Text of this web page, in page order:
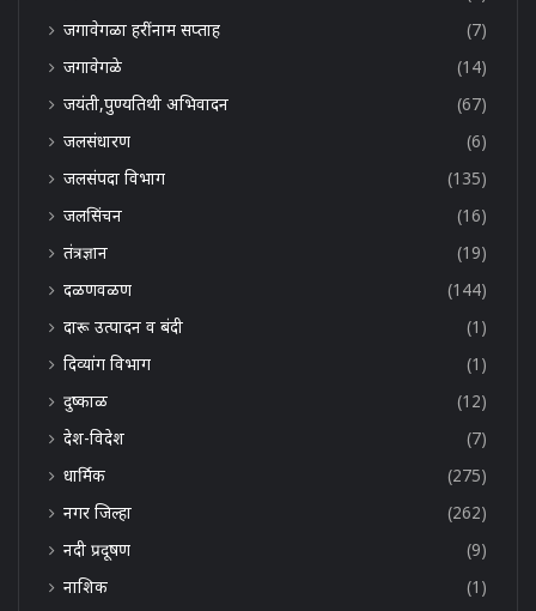
जगावेगळा हरींनाम सप्ताह
(7)
जगावेगळे
(14)
जयंती,पुण्यतिथी अभिवादन
(67)
जलसंधारण
(6)
जलसंपदा विभाग
(135)
जलसिंचन
(16)
तंत्रज्ञान
(19)
दळणवळण
(144)
दारू उत्पादन व बंदी
(1)
दिव्यांग विभाग
(1)
दुष्काळ
(12)
देश-विदेश
(7)
धार्मिक
(275)
नगर जिल्हा
(262)
नदी प्रदूषण
(9)
नाशिक
(1)